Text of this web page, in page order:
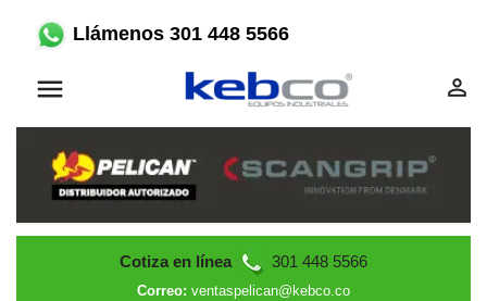
Llámenos 301 448 5566
 
Cotiza en línea 301 448 5566
Correo: ventaspelican@kebco.co